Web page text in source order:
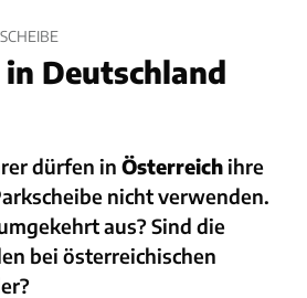
Deutschland
dürfen in Österreich ihre
nicht verwenden.
aus? Sind die
bei österreichischen